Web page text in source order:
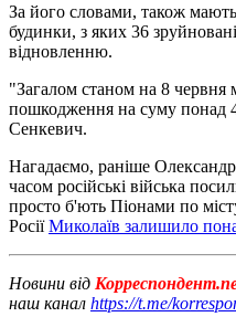
За його словами, також
будинки, з яких 36
відновленню.
"Загалом станом на 8 червня
пошкодження на суму понад
Сенкевич.
Нагадаємо, раніше
часом російські війська
просто б'ють Піонами по
РосіїМиколаїв залишило
Новини від
наш канал https://t.me/